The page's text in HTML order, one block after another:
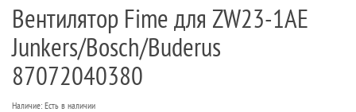
Вентилятор Fime для ZW23-1AE
Junkers/Bosch/Buderus
87072040380
Наличие: Есть в наличии